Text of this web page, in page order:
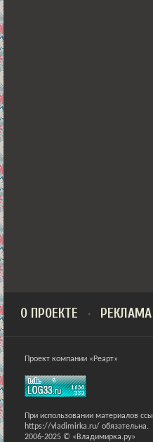
О ПРОЕКТЕ РЕКЛАМА
Проект компании «Реарт»
При использовании материалов
https://vladimirka.ru/ обязательна.
2006-2025 © «Владимирка.ру»